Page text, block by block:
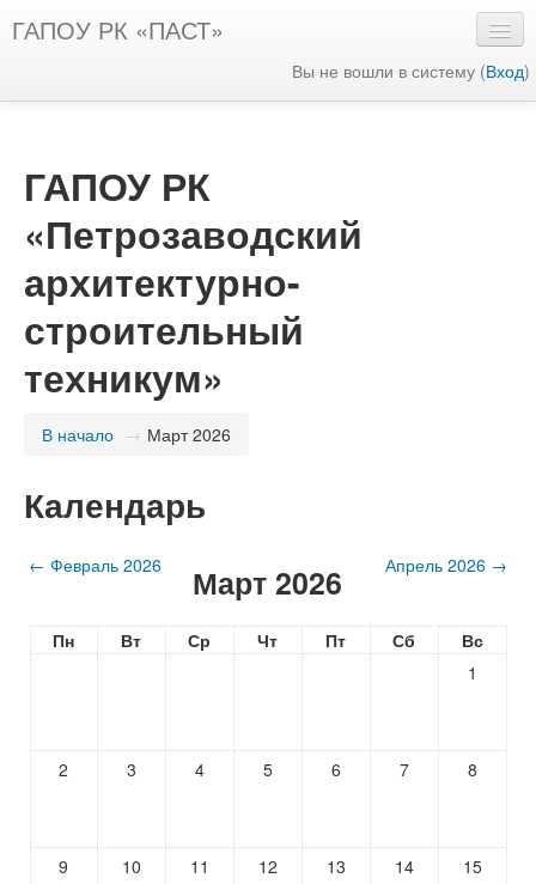
ГАПОУ РК «ПАСТ»
Вы не вошли в систему (Вход)
ГАПОУ РК
«Петрозаводский
архитектурно-
строительный
техникум»
В начало → Март 2026
Календарь
← Февраль 2026 Март 2026 Апрель 2026 →
Пн Вт Ср Чт Пт Сб
Вс
1
2 3 4 5 6 7 8
9 10 11 12 13 14 15